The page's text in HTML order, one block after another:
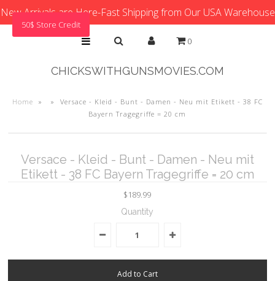
New Arrivals are Here-Fast Shipping from Our USA Warehouse
0
CHICKSWITHGUNSMOVIES.COM
Home » »
Versace - Kleid - Bunt - Damen - Neu mit Etikett - 38 FC
Bayern Tragegriffe = 20 cm
Versace - Kleid - Bunt - Damen - Neu mit
Etikett - 38 FC Bayern Tragegriffe = 20 cm
$189.99
Quantity
50$ Store Credit